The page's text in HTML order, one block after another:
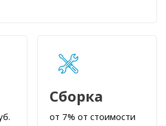
Сборка
от 7% от стоимости